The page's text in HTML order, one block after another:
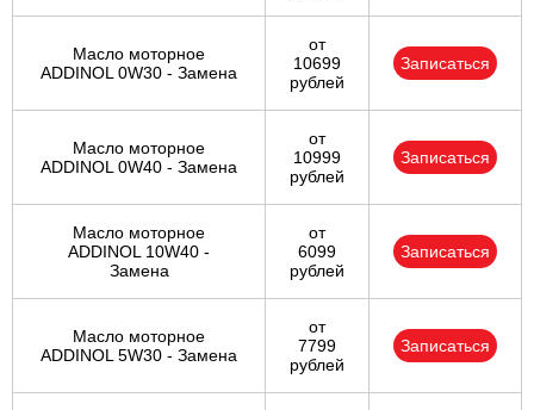
Масло моторное
ADDINOL 0W30 - Замена
от
10699
рублей
Записаться
Масло моторное
ADDINOL 0W40 - Замена
от
10999
рублей
Записаться
Масло моторное
ADDINOL 10W40 -
Замена
от
6099
рублей
Записаться
Масло моторное
ADDINOL 5W30 - Замена
от
7799
рублей
Записаться